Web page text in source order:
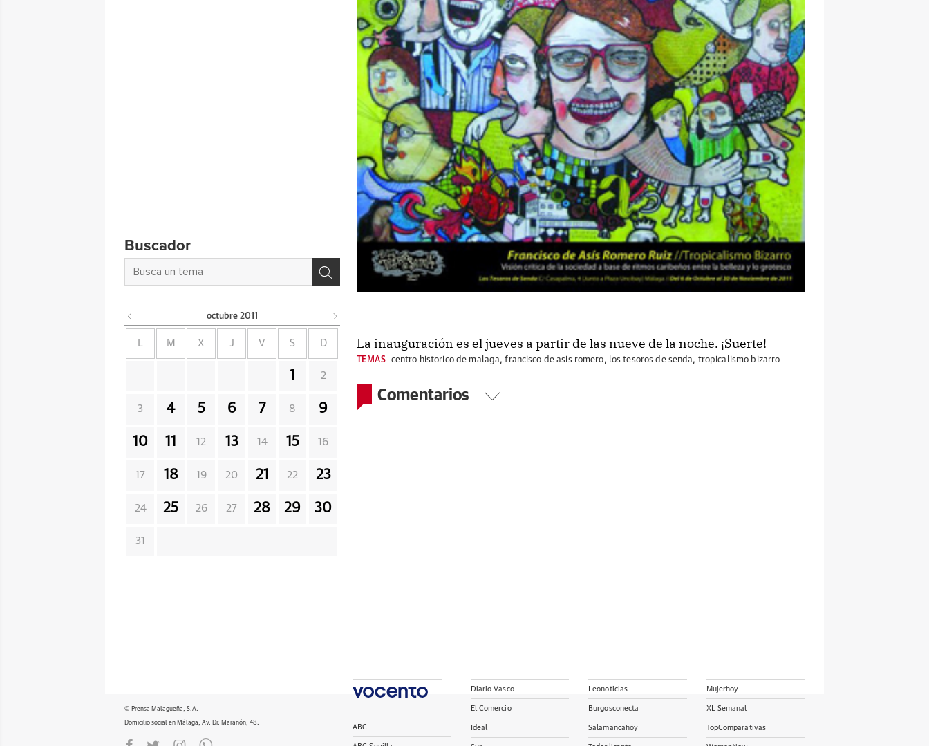
La inauguración es el jueves a partir de las nueve de la noche. ¡Suerte!
TEMAS centro historico de malaga,francisco de asis romero, los tesoros de senda, tropicalismo bizarro
Comentarios
Buscador
octubre 2011
L M X J V S D
1 2
3 4 5 6 7 8 9
10 11 12 13 14 15 16
17 18 19 20 21 22 23
24 25 26 27 28 29 30
31
© Prensa Malagueña, S.A.
Domicilio social en Málaga, Av. Dr. Marañón, 48.
ABC
Diario Vasco
El Comercio
Ideal
Leonoticias
Burgosconecta
Salamancahoy
Mujerhoy
XL Semanal
TopComparativas